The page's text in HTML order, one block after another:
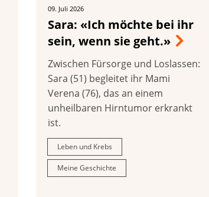
09. Juli 2026
Sara: «Ich möchte bei ihr
sein, wenn sie geht.»
Zwischen Fürsorge und Loslassen:
Sara (51) begleitet ihr Mami
Verena (76), das an einem
unheilbaren Hirntumor erkrankt
ist.
Leben und Krebs
Meine Geschichte